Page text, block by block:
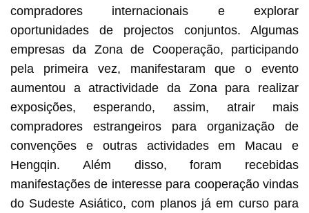
compradores internacionais e explorar
oportunidades de projectos conjuntos. Algumas
empresas da Zona de Cooperação, participando
pela primeira vez, manifestaram que o evento
aumentou a atractividade da Zona para realizar
exposições, esperando, assim, atrair mais
compradores estrangeiros para organização de
convenções e outras actividades em Macau e
Hengqin. Além disso, foram recebidas
manifestações de interesse para cooperação vindas
do Sudeste Asiático, com planos já em curso para